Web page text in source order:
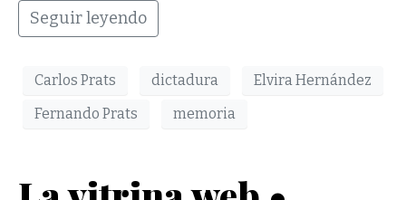
Seguir leyendo
Carlos Prats dictadura
Elvira Hernández
Fernando Prats
memoria